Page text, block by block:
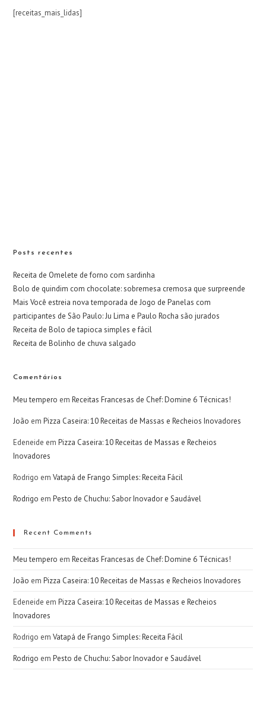
[receitas_mais_lidas]
Posts recentes
Receita de Omelete de forno com sardinha
Bolo de quindim com chocolate: sobremesa cremosa que surpreende
Mais Você estreia nova temporada de Jogo de Panelas com
participantes de São Paulo: Ju Lima e Paulo Rocha são jurados
Receita de Bolo de tapioca simples e fácil
Receita de Bolinho de chuva salgado
Comentários
Meu tempero emReceitas Francesas de Chef: Domine 6 Técnicas!
João emPizza Caseira: 10 Receitas de Massas e Recheios Inovadores
Edeneide emPizza Caseira: 10 Receitas de Massas e Recheios
Inovadores
Rodrigo emVatapá de Frango Simples: Receita Fácil
Rodrigo emPesto de Chuchu: Sabor Inovador e Saudável
Recent Comments
Meu tempero emReceitas Francesas de Chef: Domine 6 Técnicas!
João emPizza Caseira: 10 Receitas de Massas e Recheios Inovadores
Edeneide emPizza Caseira: 10 Receitas de Massas e Recheios
Inovadores
Rodrigo emVatapá de Frango Simples: Receita Fácil
Rodrigo emPesto de Chuchu: Sabor Inovador e Saudável